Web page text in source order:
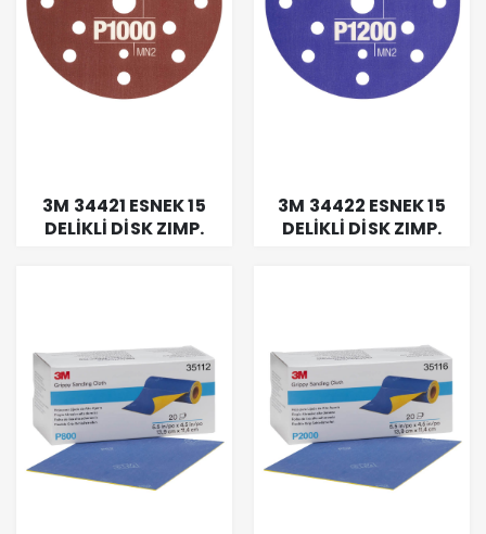
3M 34421 ESNEK 15
DELİKLİ DİSK ZIMP.
3M 34422 ESNEK 15
DELİKLİ DİSK ZIMP.